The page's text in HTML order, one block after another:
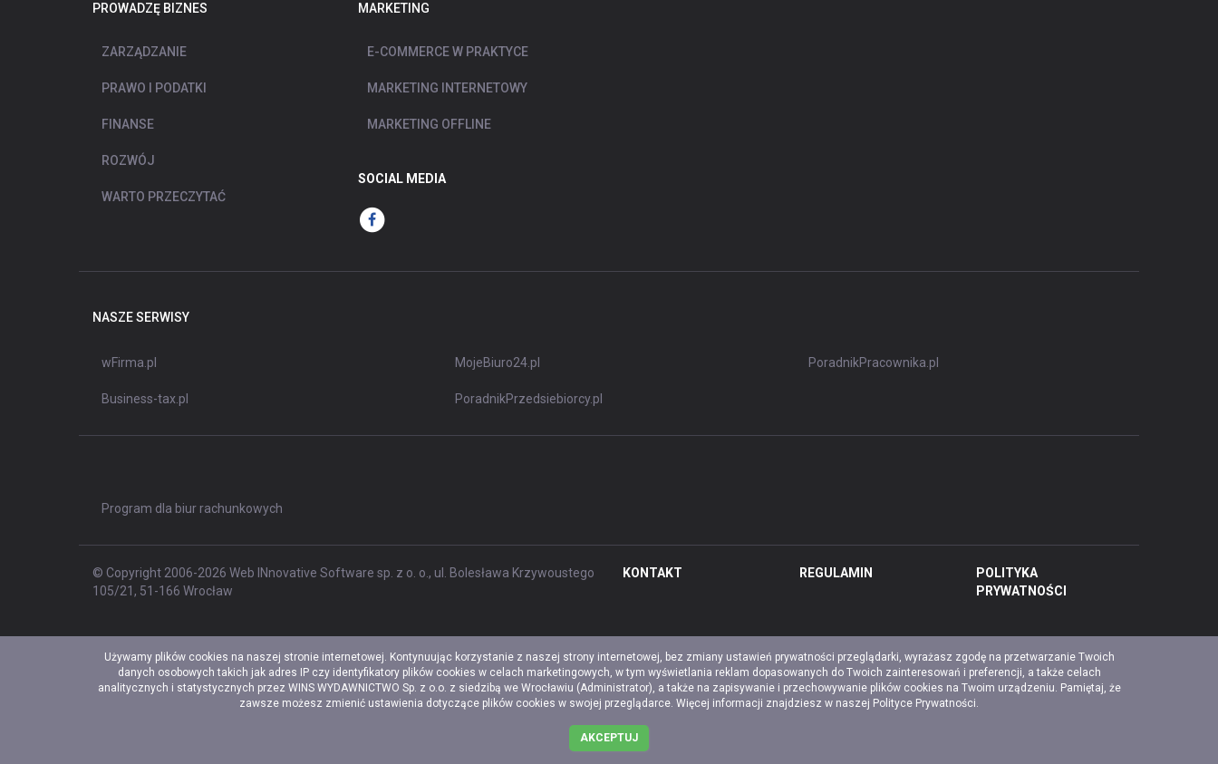
PROWADZĘ BIZNES
ZARZĄDZANIE
PRAWO I PODATKI
FINANSE
ROZWÓJ
WARTO PRZECZYTAĆ
MARKETING
E-COMMERCE W PRAKTYCE
MARKETING INTERNETOWY
MARKETING OFFLINE
SOCIAL MEDIA
NASZE SERWISY
wFirma.pl
Business-tax.pl
MojeBiuro24.pl
PoradnikPrzedsiebiorcy.pl
PoradnikPracownika.pl
Program dla biur rachunkowych
© Copyright 2006-2026 Web INnovative Software sp. z o. o., ul. Bolesława Krzywoustego
105/21, 51-166 Wrocław
KONTAKT REGULAMIN
POLITYKA
PRYWATNOŚCI
Używamy plików cookies na naszej stronie internetowej. Kontynuując korzystanie z naszej strony internetowej, bez zmiany ustawień prywatności przeglądarki, wyrażasz zgodę na przetwarzanie Twoich
danych osobowych takich jak adres IP czy identyfikatory plików cookies w celach marketingowych, w tym wyświetlania reklam dopasowanych do Twoich zainteresowań i preferencji, a także celach
analitycznych i statystycznych przez WINS WYDAWNICTWO Sp. z o.o. z siedzibą we Wrocławiu (Administrator), a także na zapisywanie i przechowywanie plików cookies na Twoim urządzeniu. Pamiętaj, że
zawsze możesz zmienić ustawienia dotyczące plików cookies w swojej przeglądarce. Więcej informacji znajdziesz w naszej Polityce Prywatności.
AKCEPTUJ